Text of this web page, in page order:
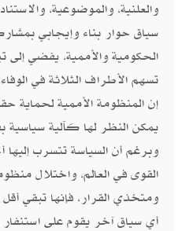
والعلنية، والموضوعية،
سياق حوار بناء وإيجابي
الحكومية والأممية، يفضي إلى
تسهم الأطراف الثلاثة في
إن المنظومة الأممية لحماية
يمكن النظر لها كآلية سياسية
وبرغم أن السياسة تتسرب إليها
القوى في العالم، واختلال
ومتخذي القرار، فإنها تبقي
أي سياق آخر يقوم على